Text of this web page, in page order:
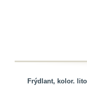
Frýdlant, kolor.